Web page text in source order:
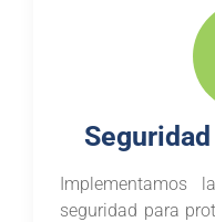
Implementamos
seguridad para